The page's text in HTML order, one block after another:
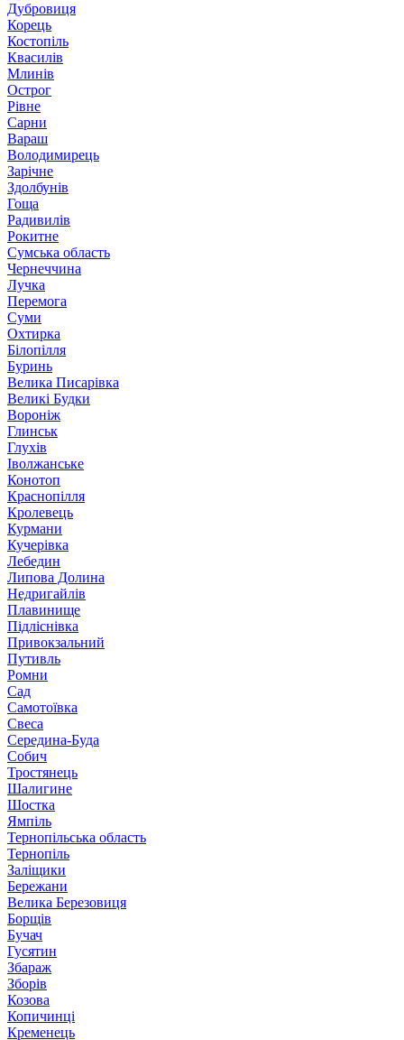
Дубровиця
Корець
Костопіль
Квасилів
Млинів
Острог
Рівне
Сарни
Вараш
Володимирець
Зарічне
Здолбунів
Гоща
Радивилів
Рокитне
Сумська область
Чернеччина
Лучка
Перемога
Суми
Охтирка
Білопілля
Буринь
Велика Писарівка
Великі Будки
Вороніж
Глинськ
Глухів
Іволжанське
Конотоп
Краснопілля
Кролевець
Курмани
Кучерівка
Лебедин
Липова Долина
Недригайлів
Плавинище
Підліснівка
Привокзальний
Путивль
Ромни
Сад
Самотоївка
Свеса
Середина-Буда
Собич
Тростянець
Шалигине
Шостка
Ямпіль
Тернопільська область
Тернопіль
Заліщики
Бережани
Велика Березовиця
Борщів
Бучач
Гусятин
Збараж
Зборів
Козова
Копичинці
Кременець